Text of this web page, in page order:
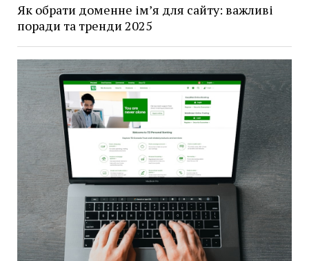
Як обрати доменне ім’я для сайту: важливі
поради та тренди 2025